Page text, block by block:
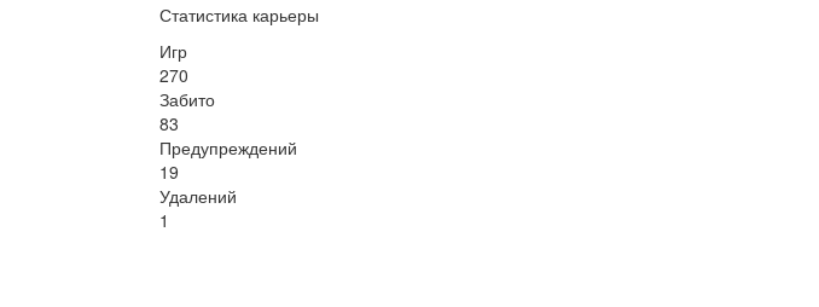
Статистика карьеры
Игр
270
Забито
83
Предупреждений
19
Удалений
1